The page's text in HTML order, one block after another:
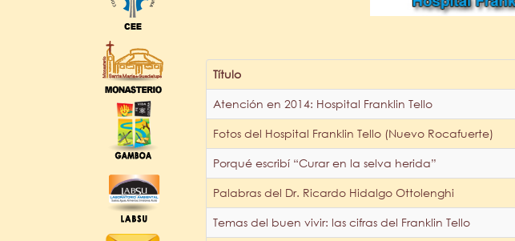
Título
Atención en 2014: Hospital Franklin Tello
Fotos del Hospital Franklin Tello (Nuevo Rocafuerte)
Porqué escribí “Curar en la selva herida”
Palabras del Dr. Ricardo Hidalgo Ottolenghi
Temas del buen vivir: las cifras del Franklin Tello